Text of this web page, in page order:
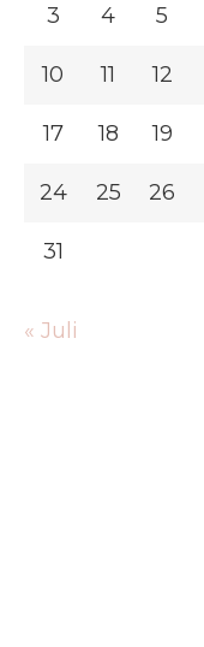
3 4 5
10 11 12
17 18 19
24 25 26
31
« Juli